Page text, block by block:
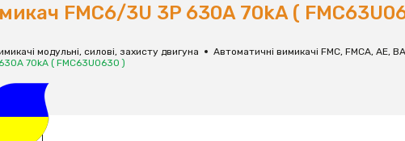
FMC6/3U 3P 630A 70kA (
модульні, силові, захисту двигуна Автоматичні вимикачі FMC, FMCA, АЕ,
70kA ( FMC63U0630 )